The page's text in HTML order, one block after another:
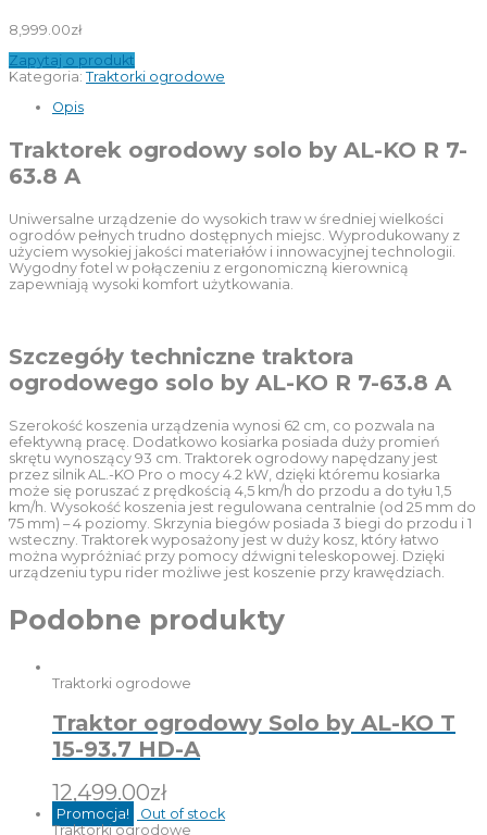
8,999.00zł
Zapytaj o produkt
Kategoria: Traktorki ogrodowe
Opis
Traktorek ogrodowy solo by AL-KO R 7-
63.8 A
Uniwersalne urządzenie do wysokich traw w średniej wielkości
ogrodów pełnych trudno dostępnych miejsc. Wyprodukowany z
użyciem wysokiej jakości materiałów i innowacyjnej technologii.
Wygodny fotel w połączeniu z ergonomiczną kierownicą
zapewniają wysoki komfort użytkowania.
Szczegóły techniczne traktora
ogrodowego solo by AL-KO R 7-63.8 A
Szerokość koszenia urządzenia wynosi 62 cm, co pozwala na
efektywną pracę. Dodatkowo kosiarka posiada duży promień
skrętu wynoszący 93 cm. Traktorek ogrodowy napędzany jest
przez silnik AL.-KO Pro o mocy 4.2 kW, dzięki któremu kosiarka
może się poruszać z prędkością 4,5 km/h do przodu a do tyłu 1,5
km/h. Wysokość koszenia jest regulowana centralnie (od 25 mm do
75 mm) – 4 poziomy. Skrzynia biegów posiada 3 biegi do przodu i 1
wsteczny. Traktorek wyposażony jest w duży kosz, który łatwo
można wypróżniać przy pomocy dźwigni teleskopowej. Dzięki
urządzeniu typu rider możliwe jest koszenie przy krawędziach.
Podobne produkty
Traktorki ogrodowe
Traktor ogrodowy Solo by AL-KO T
15-93.7 HD-A
12,499.00zł
Promocja!
Out of stock
Traktorki ogrodowe